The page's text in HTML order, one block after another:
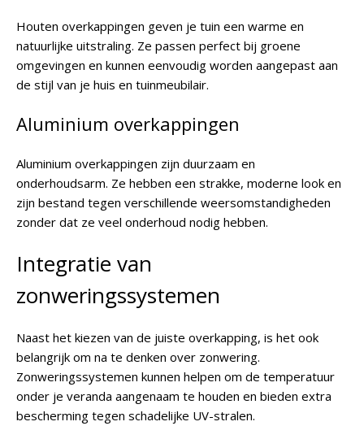
Houten overkappingen geven je tuin een warme en
natuurlijke uitstraling. Ze passen perfect bij groene
omgevingen en kunnen eenvoudig worden aangepast aan
de stijl van je huis en tuinmeubilair.
Aluminium overkappingen
Aluminium overkappingen zijn duurzaam en
onderhoudsarm. Ze hebben een strakke, moderne look en
zijn bestand tegen verschillende weersomstandigheden
zonder dat ze veel onderhoud nodig hebben.
Integratie van
zonweringssystemen
Naast het kiezen van de juiste overkapping, is het ook
belangrijk om na te denken over zonwering.
Zonweringssystemen kunnen helpen om de temperatuur
onder je veranda aangenaam te houden en bieden extra
bescherming tegen schadelijke UV-stralen.